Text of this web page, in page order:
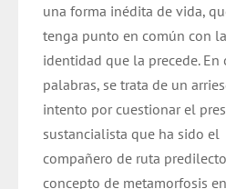
una forma inédita de vida,
tenga punto en común con la
identidad que la precede. En
palabras, se trata de un
intento por cuestionar el
sustancialista que ha sido el
compañero de ruta
concepto de metamorfosis en